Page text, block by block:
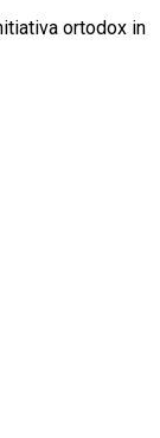
ortodox in